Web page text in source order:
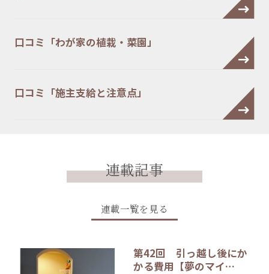
口コミ「わが家の植栽・菜園」
口コミ「施主支給と注意点」
連載記事
連載一覧を見る
第42回 引っ越し後にか
かる費用【夢のマイ…